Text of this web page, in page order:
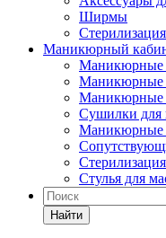
Ширмы
Маникюрный
Маникюрные
Маникюрные
Маникюрные
Сушилки для
Маникюрные
Стулья для
Найти